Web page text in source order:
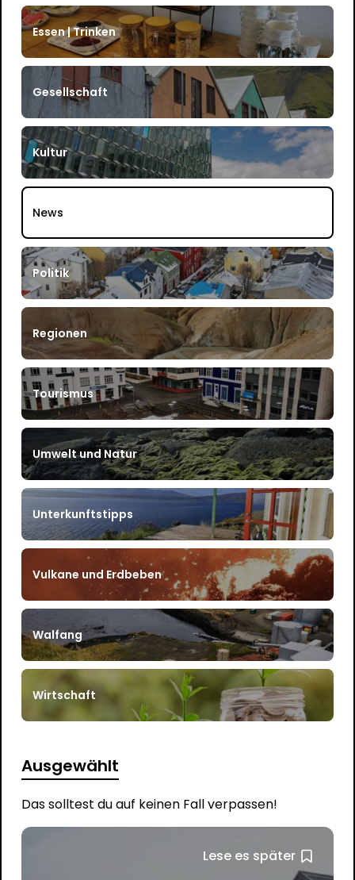
Essen | Trinken
Gesellschaft
Kultur
News
Politik
Regionen
Tourismus
Umwelt und Natur
Unterkunftstipps
Vulkane und Erdbeben
Walfang
Wirtschaft
Ausgewählt
Das solltest du auf keinen Fall verpassen!
Lese es später